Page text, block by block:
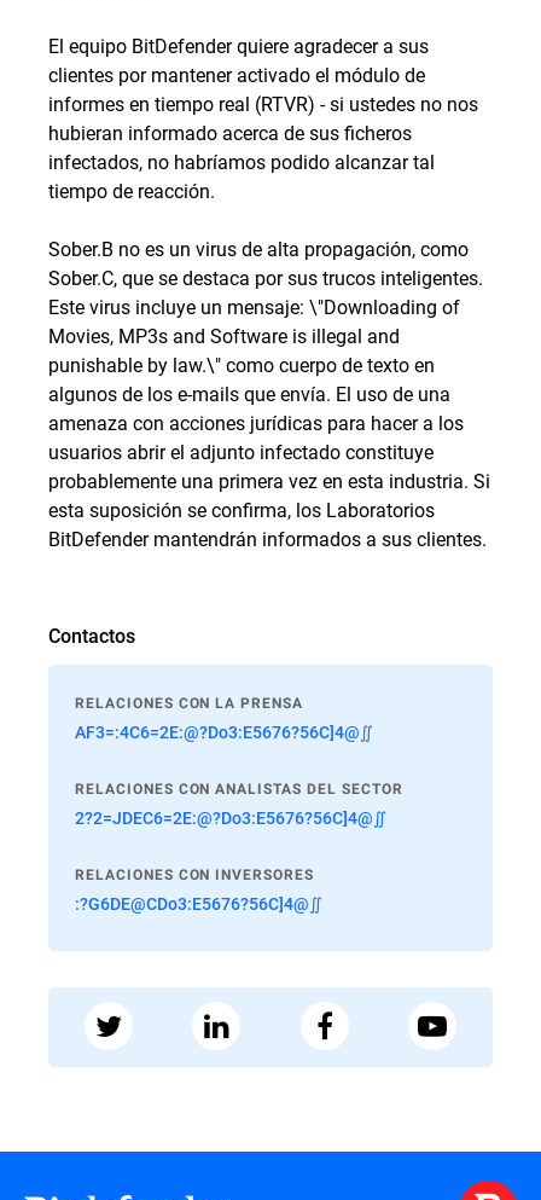
El equipo BitDefender quiere agradecer a sus
clientes por mantener activado el módulo de
informes en tiempo real (RTVR) - si ustedes no nos
hubieran informado acerca de sus ficheros
infectados, no habríamos podido alcanzar tal
tiempo de reacción.
Sober.B no es un virus de alta propagación, como
Sober.C, que se destaca por sus trucos inteligentes.
Este virus incluye un mensaje: \"Downloading of
Movies, MP3s and Software is illegal and
punishable by law.\" como cuerpo de texto en
algunos de los e-mails que envía. El uso de una
amenaza con acciones jurídicas para hacer a los
usuarios abrir el adjunto infectado constituye
probablemente una primera vez en esta industria. Si
esta suposición se confirma, los Laboratorios
BitDefender mantendrán informados a sus clientes.
Contactos
RELACIONES CON LA PRENSA
AF3=:4C6=2E:@?Do3:E5676?56C]4@∬
RELACIONES CON ANALISTAS DEL SECTOR
2?2=JDEC6=2E:@?Do3:E5676?56C]4@∬
RELACIONES CON INVERSORES
:?G6DE@CDo3:E5676?56C]4@∬